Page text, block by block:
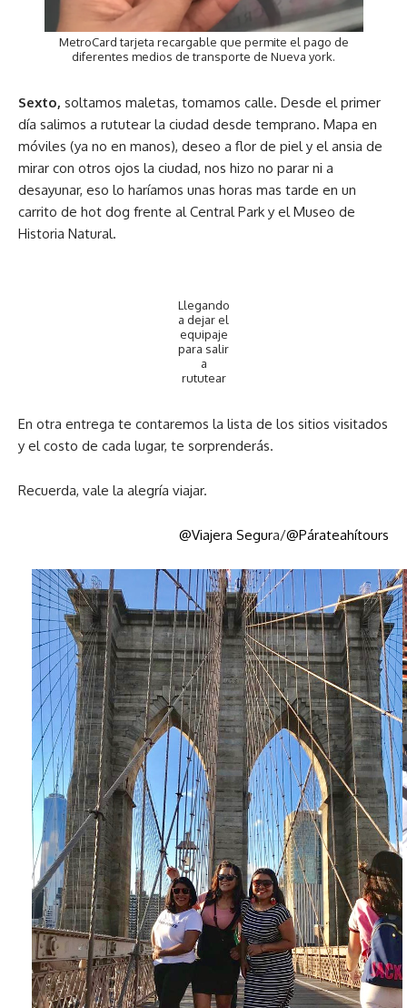
MetroCard tarjeta recargable que permite el pago de
diferentes medios de transporte de Nueva york.
Sexto, soltamos maletas, tomamos calle. Desde el primer
día salimos a rututear la ciudad desde temprano. Mapa en
móviles (ya no en manos), deseo a flor de piel y el ansia de
mirar con otros ojos la ciudad, nos hizo no parar ni a
desayunar, eso lo haríamos unas horas mas tarde en un
carrito de hot dog frente al Central Park y el Museo de
Historia Natural.
Llegando
a dejar el
equipaje
para salir
a
rututear
En otra entrega te contaremos la lista de los sitios visitados
y el costo de cada lugar, te sorprenderás.
Recuerda, vale la alegría viajar.
@Viajera Segura/@Párateahítours